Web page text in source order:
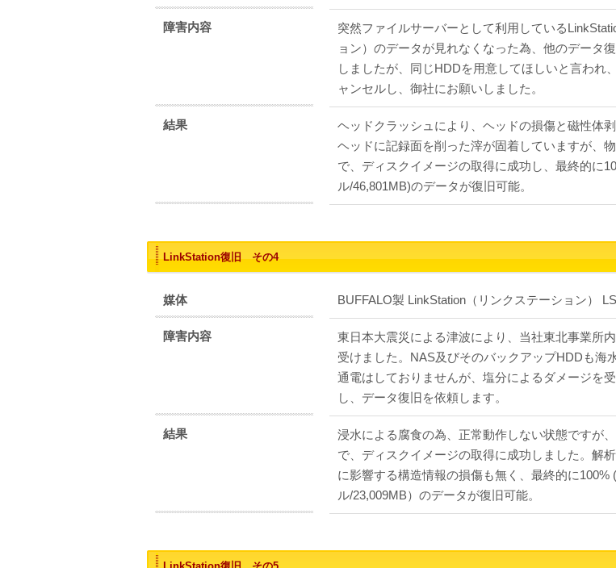
障害内容
突然ファイルサーバーとして利用している
ョン）のデータが見れなくなった為、他のデータ
しましたが、同じHDDを用意してほしいと言われ
ャンセルし、御社にお願いしました。
結果
ヘッドクラッシュにより、ヘッドの損傷と磁性体剥
ヘッドに記録面を削った滓が固着していますが、
で、ディスクイメージの取得に成功し、最終的に
ル/46,801MB)のデータが復旧可能。
LinkStation復旧 その4
媒体 BUFFALO製 LinkStation（リンクステーション）
障害内容
東日本大震災による津波により、当社東北事業所
受けました。NAS及びそのバックアップHDDも海
通電はしておりませんが、塩分によるダメージを
し、データ復旧を依頼します。
結果
浸水による腐食の為、正常動作しない状態ですが
で、ディスクイメージの取得に成功しました。解
に影響する構造情報の損傷も無く、最終的に100%
ル/23,009MB）のデータが復旧可能。